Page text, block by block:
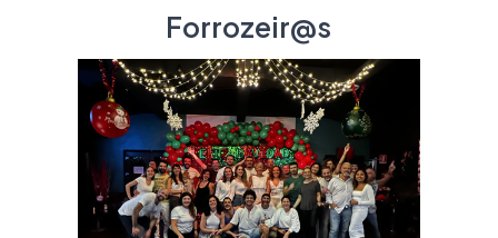
Forrozeir@s